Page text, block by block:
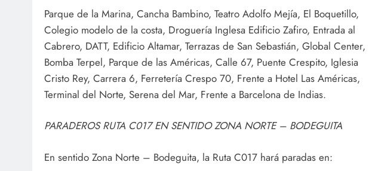
Parque de la Marina, Cancha Bambino, Teatro Adolfo Mejía, El Boquetillo,
Colegio modelo de la costa, Droguería Inglesa Edificio Zafiro, Entrada al
Cabrero, DATT, Edificio Altamar, Terrazas de San Sebastián, Global Center,
Bomba Terpel, Parque de las Américas, Calle 67, Puente Crespito, Iglesia
Cristo Rey, Carrera 6, Ferretería Crespo 70, Frente a Hotel Las Américas,
Terminal del Norte, Serena del Mar, Frente a Barcelona de Indias.
PARADEROS RUTA C017 EN SENTIDO ZONA NORTE – BODEGUITA
En sentido Zona Norte – Bodeguita, la Ruta C017 hará paradas en: